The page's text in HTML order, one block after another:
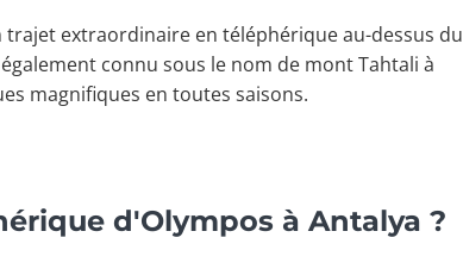
extraordinaire en téléphérique au-dessus du
connu sous le nom de mont Tahtali à
magnifiques en toutes saisons.
d'Olympos à Antalya ?